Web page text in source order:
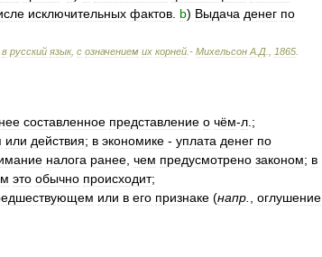
исключительных фактов b) Выдача денег по
в русский язык, с означением их корней .- Михельсон А Д 1865
составленное представление о чём-л .;
или действия; в экономике - уплата денег по
налога ранее чем предусмотрено законом; в
это обычно происходит;
или в его признаке (напр
оглушение